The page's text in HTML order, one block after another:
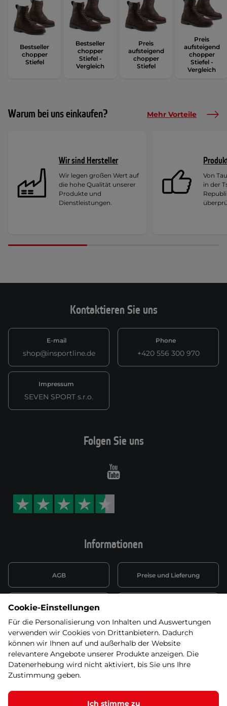
Bestseller
chopper
Stiefel
Bestseller
chopper
Stiefel -
Vergleich
Preis
aufsteigend
chopper
Stiefel
Preis
aufsteigend
chopper
Stiefel -
Vergleich
Warum bei uns einkaufen? Mehr Vorteile
Wir sind Hersteller
Wir legen großen Wert auf
die hohe Qualität unserer
Produkte und
Dienstleistungen.
Von
in der
Kontaktieren Sie uns
E-mail
shop@insportline.de
Phone
+420 556 300 970
Impressum
SEVEN SPORT s.r.o.
Informationen
AGB Preise und Lieferung
Datenschutzerklärung
Wiederufsbelehrung mit Link
zum Formular
Batterieentsorgung
Informationen zu Elektro-
und Elektonikgeräten
Widerruf erklären
Folgen Sie uns
Youtube
Cookie-Einstellungen
Für die Personalisierung von Inhalten und Auswertungen
verwenden wir Cookies von Drittanbietern. Dadurch
können wir Ihnen auf und außerhalb der Website
relevantere Angebote unserer Produkte anzeigen. Die
Datenerhebung wird nicht aktiviert, bis Sie uns Ihre
Zustimmung geben.
Ich stimme zu